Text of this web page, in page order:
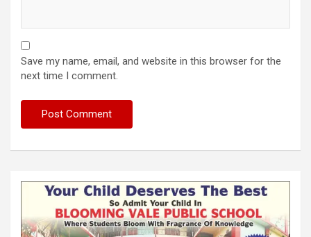
Save my name, email, and website in this browser for the
next time I comment.